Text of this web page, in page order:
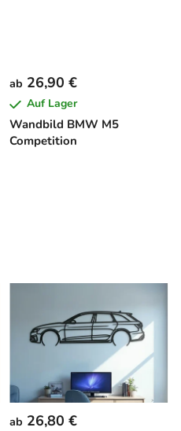
Wandbild BMW M5
Competition
ab 26,90 €
Auf Lager
ab 26,80 €